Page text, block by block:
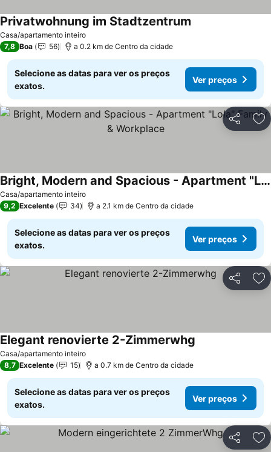
Casa/apartamento inteiro
Privatwohnung im Stadtzentrum
7,8 Boa 56 a 0.2 km de Centro da cidade
Selecione as datas para ver os preços
exatos.
Ver preços
Partilhar
Casa/apartamento inteiro
Bright, Modern and Spacious - Apartment "Lola" Family & Workplace
9,2 Excelente 34 a 2.1 km de Centro da cidade
Selecione as datas para ver os preços
exatos.
Ver preços
Partilhar
Casa/apartamento inteiro
Elegant renovierte 2-Zimmerwhg
8,7 Excelente 15 a 0.7 km de Centro da cidade
Selecione as datas para ver os preços
exatos.
Ver preços
Partilhar